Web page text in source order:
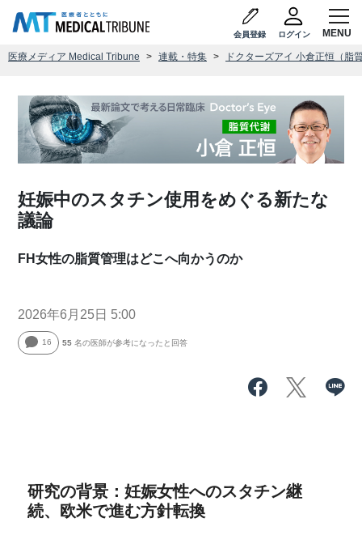
会員登録 ログイン
医療メディア Medical Tribune 連載・特集 ドクターズアイ 小倉正恒（脂
妊娠中のスタチン使用をめぐる新たな
議論
FH女性の脂質管理はどこへ向かうのか
2026年6月25日 5:00
16 55 名の医師が参考になったと回答
研究の背景：妊娠女性へのスタチン継
続、欧米で進む方針転換